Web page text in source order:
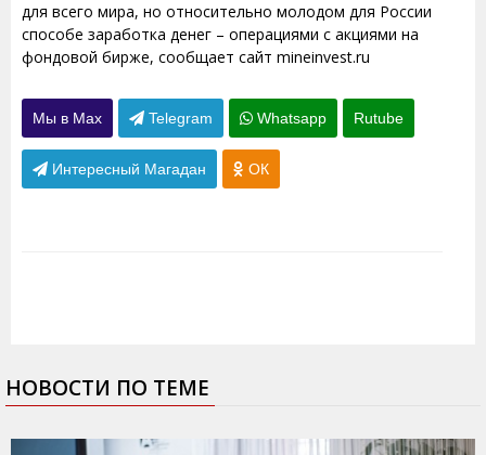
для всего мира, но относительно молодом для России
способе заработка денег – операциями с акциями на
фондовой бирже, сообщает сайт mineinvest.ru
Мы в Max Telegram Whatsapp Rutube
Интересный Магадан ОК
НОВОСТИ ПО ТЕМЕ